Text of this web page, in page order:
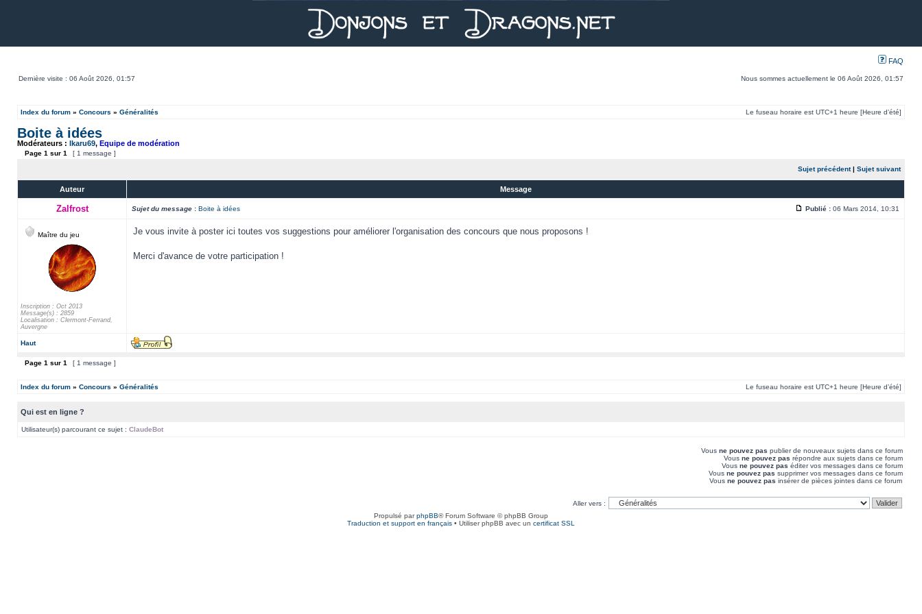
FAQ
Dernière visite : 06 Août 2026, 01:57 Nous sommes actuellement le 06 Août 2026, 01:57
Index du forum » Concours » Généralités Le fuseau horaire est UTC+1 heure [Heure d’été]
Boite à idées
Modérateurs : Ikaru69, Equipe de modération
Page 1 sur 1 [ 1 message ]
Sujet précédent| Sujet suivant
Auteur Message
Zalfrost Sujet du message : Boite à idées Publié : 06 Mars 2014, 10:31
Maître du jeu
Inscription : Oct 2013
Message(s) : 2859
Localisation : Clermont-Ferrand,
Auvergne
Je vous invite à poster ici toutes vos suggestions pour améliorer l'organisation des concours que nous proposons !
Merci d'avance de votre participation !
Haut
Page 1 sur 1 [ 1 message ]
Index du forum » Concours » Généralités Le fuseau horaire est UTC+1 heure [Heure d’été]
Qui est en ligne ?
Utilisateur(s) parcourant ce sujet : ClaudeBot
Vous ne pouvez pas publier de nouveaux sujets dans ce forum
Vous ne pouvez pas répondre aux sujets dans ce forum
Vous ne pouvez pas éditer vos messages dans ce forum
Vous ne pouvez pas supprimer vos messages dans ce forum
Vous ne pouvez pas insérer de pièces jointes dans ce forum
Aller vers :
Propulsé parphpBB® Forum Software © phpBB Group
Traduction et support en français • Utiliser phpBB avec un certificat SSL